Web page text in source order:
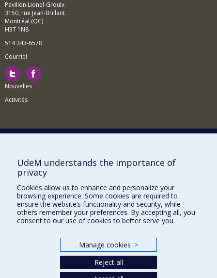
Pavillon Lionel-Groulx
3150, rue Jean-Brillant
Montréal (QC)
H3T 1N8
514 343-6578
Courriel
Nouvelles
Activités
Comment soutenir le Département?
BESOIN D'AIDE?
Plan du site
Signaler une erreur
Accessibilité
Nos départements et écoles
UdeM understands the importance of
privacy
Cookies allow us to enhance and personalize your
browsing experience. Some cookies are required to
ensure the website’s functionality and security, while
others remember your preferences. By accepting all, you
consent to our use of cookies to better serve you.
Manage cookies >
Reject all